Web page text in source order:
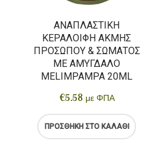
ΑΝΑΠΛΑΣΤΙΚΉ
ΚΕΡΑΛΟΙΦΉ ΑΚΜΉΣ
ΠΡΟΣΏΠΟΥ & ΣΏΜΑΤΟΣ
ΜΕ ΑΜΎΓΔΑΛΟ
MELIMPAMPA 20ML
€5.58 με ΦΠΑ
ΠΡΟΣΘΉΚΗ ΣΤΟ ΚΑΛΆΘΙ